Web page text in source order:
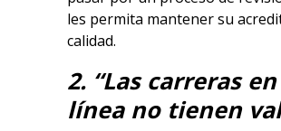
les permita mantener su
calidad.
2. “Las carreras en
línea no tienen